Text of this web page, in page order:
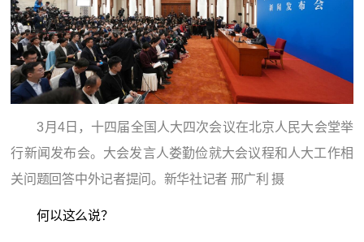
3月4日，十四届全国人大四次会议在北京人民大会堂举
行新闻发布会。大会发言人娄勤俭就大会议程和人大工作相
关问题回答中外记者提问。新华社记者 邢广利 摄
何以这么说？